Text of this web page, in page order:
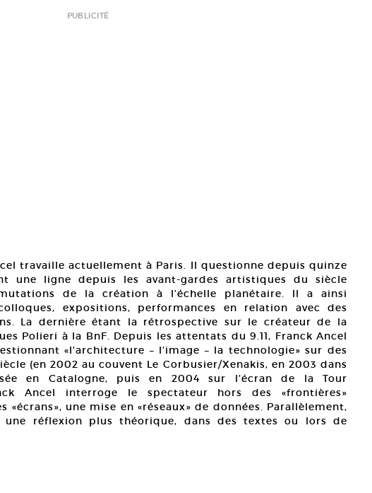
PUBLICITÉ
travaille actuellement à Paris. Il questionne depuis quinze
une ligne depuis les avant-gardes artistiques du siècle
de la création à l’échelle planétaire. Il a ainsi
expositions, performances en relation avec des
La dernière étant la rétrospective sur le créateur de la
Polieri à la BnF. Depuis les attentats du 9.11, Franck Ancel
«l’architecture – l’image – la technologie» sur des
(en 2002 au couvent Le Corbusier/Xenakis, en 2003 dans
en Catalogne, puis en 2004 sur l’écran de la Tour
Ancel interroge le spectateur hors des «frontières»
une mise en «réseaux» de données. Parallèlement,
réflexion plus théorique, dans des textes ou lors de